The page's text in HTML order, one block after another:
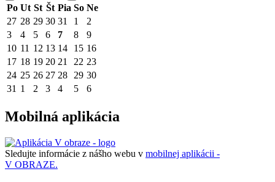
Po Ut St Št Pia So Ne
27 28 29 30 31 1
2
3
4 5 6 7 8
9
10 11 12 13 14 15 16
17 18 19 20 21 22 23
24 25 26 27 28 29 30
31 1 2 3 4 5 6
Mobilná aplikácia
Sledujte informácie z nášho webu v mobilnej aplikácii -
V OBRAZE.